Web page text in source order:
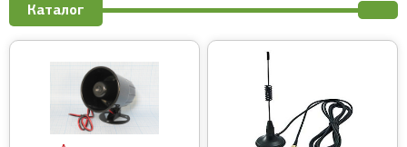
Каталог